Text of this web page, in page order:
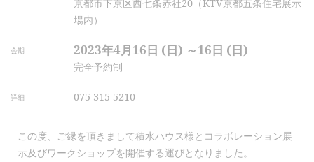
京都市下京区西七条赤社20（KTV京都五条住宅展示
場内）
会期 2023年4月16日 (日) ～16日 (日)
完全予約制
詳細 075-315-5210
この度、ご縁を頂きまして積水ハウス様とコラボレーション展
示及びワークショップを開催する運びとなりました。